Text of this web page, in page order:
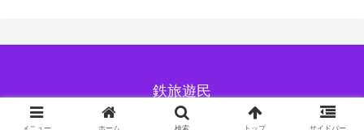
鉄旅遊民
© 2019 鉄旅遊民.
メニュー ホーム 検索 トップ サイドバー